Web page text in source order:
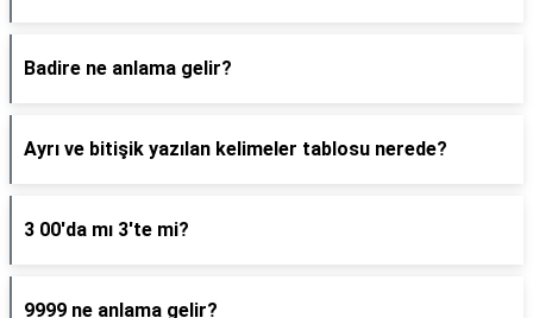
Badire ne anlama gelir?
Ayrı ve bitişik yazılan kelimeler tablosu nerede?
3 00'da mı 3'te mi?
9999 ne anlama gelir?